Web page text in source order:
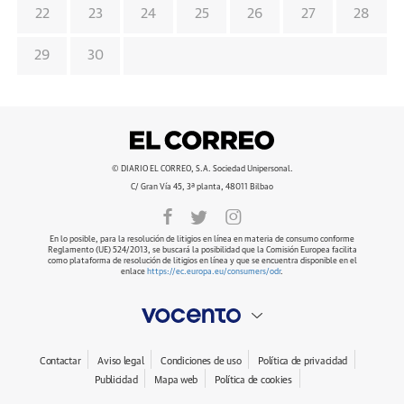
22 23 24 25 26 27 28
29 30
© DIARIO EL CORREO, S.A. Sociedad Unipersonal.
C/ Gran Vía 45, 3ª planta, 48011 Bilbao
En lo posible, para la resolución de litigios en línea en materia de consumo conforme
Reglamento (UE) 524/2013, se buscará la posibilidad que la Comisión Europea facilita
como plataforma de resolución de litigios en línea y que se encuentra disponible en el
enlace https://ec.europa.eu/consumers/odr.
Contactar Aviso legal Condiciones de uso
Política de privacidad
Publicidad
Mapa web Política de cookies